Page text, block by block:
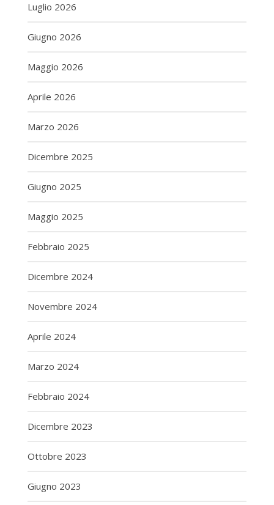
Luglio 2026
Giugno 2026
Maggio 2026
Aprile 2026
Marzo 2026
Dicembre 2025
Giugno 2025
Maggio 2025
Febbraio 2025
Dicembre 2024
Novembre 2024
Aprile 2024
Marzo 2024
Febbraio 2024
Dicembre 2023
Ottobre 2023
Giugno 2023